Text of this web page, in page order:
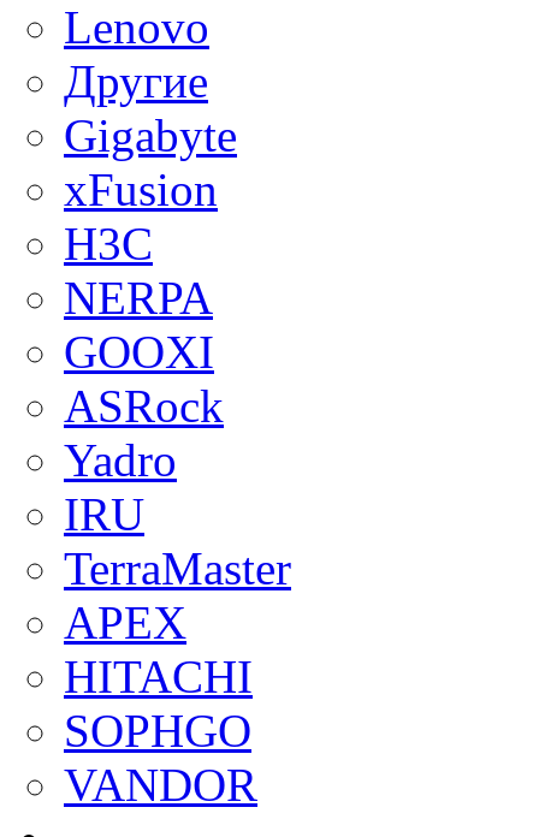
Lenovo
Другие
Gigabyte
xFusion
H3C
NERPA
GOOXI
ASRock
Yadro
IRU
TerraMaster
APEX
HITACHI
SOPHGO
VANDOR